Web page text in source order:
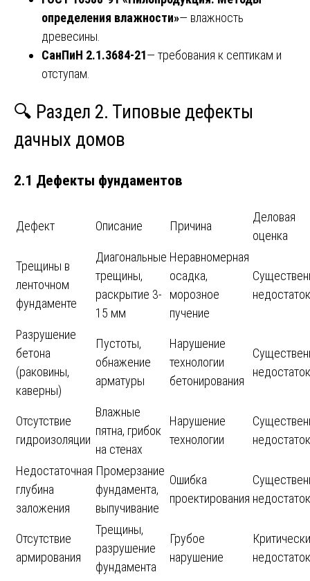
определения влажности»— влажность
древесины.
СанПиН 2.1.3684-21— требования к септикам и
отступам.
🔍 Раздел 2. Типовые дефекты
дачных домов
2.1 Дефекты фундаментов
Дефект Описание Причина
Деловая
оценка
Трещины в
ленточном
фундаменте
Диагональные
трещины,
раскрытие 3-
15 мм
Неравномерная
осадка,
морозное
пучение
недостаток
Разрушение
бетона
(раковины,
каверны)
Пустоты,
обнажение
арматуры
Нарушение
технологии
бетонирования
недостаток
Отсутствие
гидроизоляции
Влажные
пятна, грибок
на стенах
Нарушение
технологии
недостаток
Недостаточная
глубина
заложения
Промерзание
фундамента,
выпучивание
Ошибка
проектирования недостаток
Отсутствие
армирования
Трещины,
разрушение
фундамента
Грубое
нарушение
недостаток